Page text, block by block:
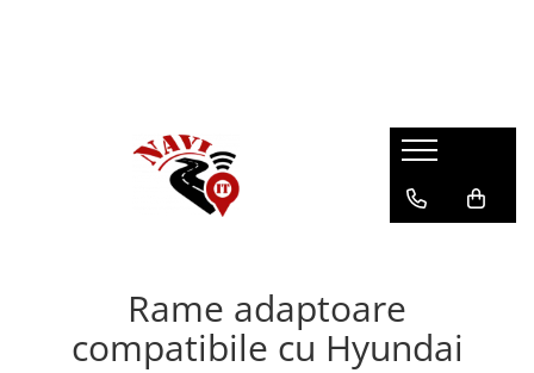
Rame adaptoare
compatibile cu Hyundai